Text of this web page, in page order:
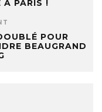
À PARIS !
POUR
BEAUGRAND